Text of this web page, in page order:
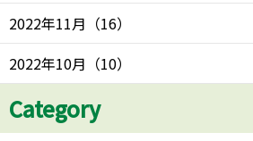
2022年11月 （16）
2022年10月 （10）
Category